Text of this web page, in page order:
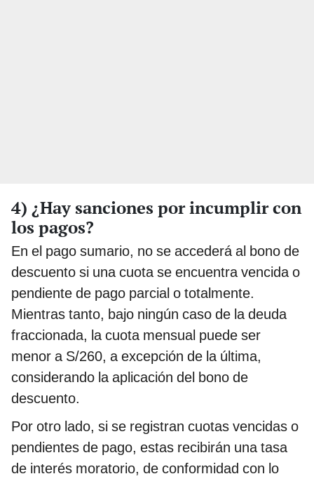
4) ¿Hay sanciones por incumplir con
los pagos?
En el pago sumario, no se accederá al bono de
descuento si una cuota se encuentra vencida o
pendiente de pago parcial o totalmente.
Mientras tanto, bajo ningún caso de la deuda
fraccionada, la cuota mensual puede ser
menor a S/260, a excepción de la última,
considerando la aplicación del bono de
descuento.
Por otro lado, si se registran cuotas vencidas o
pendientes de pago, estas recibirán una tasa
de interés moratorio, de conformidad con lo